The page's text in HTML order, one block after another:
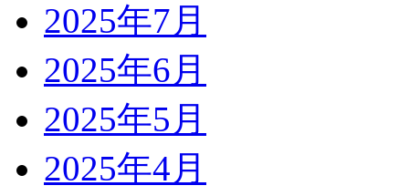
2025年7月
2025年6月
2025年5月
2025年4月